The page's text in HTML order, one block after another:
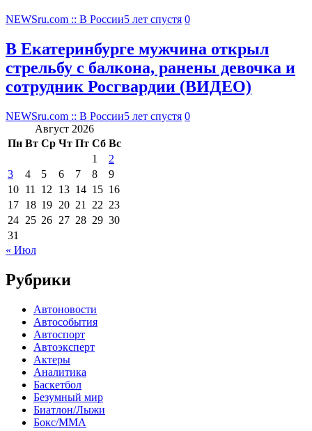
NEWSru.com :: В России5 лет спустя 0
В Екатеринбурге мужчина открыл
стрельбу с балкона, ранены девочка и
сотрудник Росгвардии (ВИДЕО)
NEWSru.com :: В России5 лет спустя 0
Август 2026
Пн Вт Ср Чт Пт Сб Вс
1
2
3
4 5 6 7 8
9
10 11 12 13 14 15 16
17 18 19 20 21 22 23
24 25 26 27 28 29 30
31
« Июл
Рубрики
Автоновости
Автособытия
Автоспорт
Автоэксперт
Актеры
Аналитика
Баскетбол
Безумный мир
Биатлон/Лыжи
Бокс/MMA